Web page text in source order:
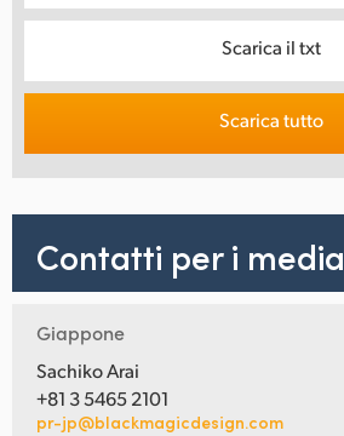
Scarica il txt
Scarica tutto
Contatti per i media
Giappone
Sachiko Arai
+81 3 5465 2101
pr-jp@blackmagicdesign.com